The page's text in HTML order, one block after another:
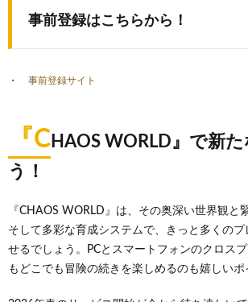
事前登録はこちらから！
事前登録サイト
『CHAOS WORLD』で新
う！
『CHAOS WORLD』は、その奥深い世界観と
そして多彩な育成システムで、きっと多くのプ
せるでしょう。PCとスマートフォンのクロス
もどこでも冒険の続きを楽しめるのも嬉しいポ